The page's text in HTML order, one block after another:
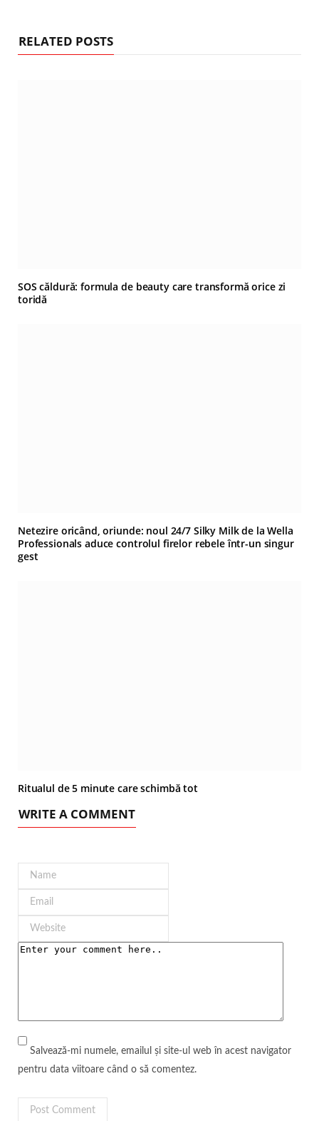
RELATED POSTS
SOS căldură: formula de beauty care transformă orice zi
toridă
Netezire oricând, oriunde: noul 24/7 Silky Milk de la Wella
Professionals aduce controlul firelor rebele într-un singur
gest
Ritualul de 5 minute care schimbă tot
WRITE A COMMENT
Salvează-mi numele, emailul și site-ul web în acest navigator
pentru data viitoare când o să comentez.